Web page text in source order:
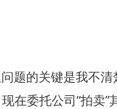
题的关键是我不清
在委托公司“拍卖”